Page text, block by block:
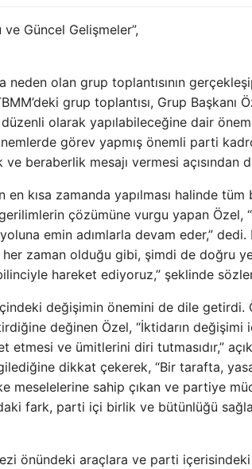
ve Güncel Gelişmeler”,
olan grup toplantısının
grup toplantısı, Grup Başkanı
olarak yapılabileceğine dair
görev yapmış önemli parti
beraberlik mesajı vermesi açısından
en kısa zamanda yapılması halinde
çözümüne vurgu yapan Özel,
emin adımlarla devam eder,” dedi.
her zaman olduğu gibi, şimdi de doğru
hareket ediyoruz,” şeklinde
değişimin önemini de dile getirdi.
değinen Özel, “İktidarın
ve ümitlerini diri tutmasıdır,”
dikkat çekerek, “Bir tarafta,
meselelerine sahip çıkan ve partiye
fark, parti içi birlik ve bütünlüğü
önündeki araçlara ve parti içerisindeki